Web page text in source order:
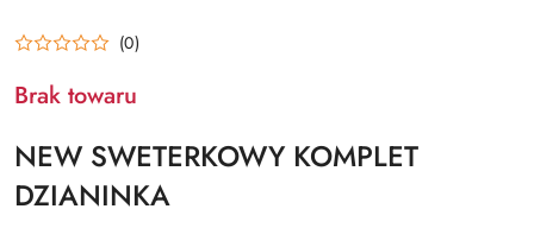
(0)
Brak towaru
NEW SWETERKOWY KOMPLET
DZIANINKA